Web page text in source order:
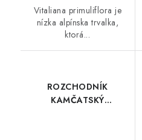
Vitaliana primuliflora je
nízka alpínska trvalka,
ktorá...
ROZCHODNÍK
KAMČATSKÝ